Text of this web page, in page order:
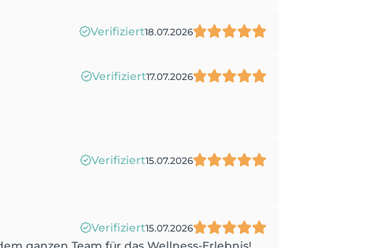
Verifiziert18.07.2026
Verifiziert17.07.2026
Verifiziert15.07.2026
Verifiziert15.07.2026